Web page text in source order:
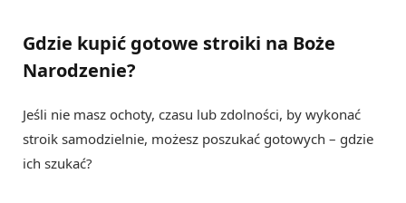
Gdzie kupić gotowe stroiki na Boże
Narodzenie?
Jeśli nie masz ochoty, czasu lub zdolności, by wykonać
stroik samodzielnie, możesz poszukać gotowych – gdzie
ich szukać?